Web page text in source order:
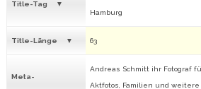
Title-Tag
Hamburg
Title-Länge 63
Meta-
Andreas Schmitt ihr Fotograf
Aktfotos, Familien und